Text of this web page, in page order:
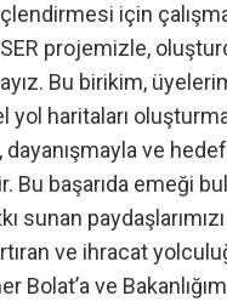
için
projemizle,
Bu birikim,
haritaları
dayanışmayla ve
Bu başarıda emeği
sunan
ve ihracat
Bolat’a ve